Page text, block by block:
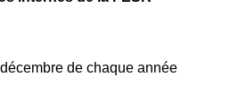
décembre de chaque année